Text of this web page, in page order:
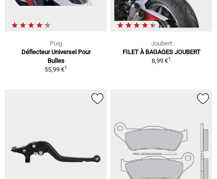
Puig
Déflecteur Universel Pour
Bulles
55,99 €1
Joubert
FILET À BAGAGES JOUBERT
8,99 €1